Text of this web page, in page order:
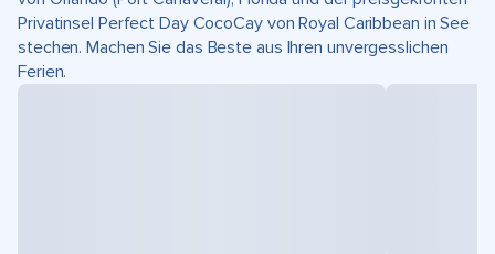
Privatinsel Perfect Day CocoCay von Royal Caribbean in See
stechen. Machen Sie das Beste aus Ihren unvergesslichen
Ferien.